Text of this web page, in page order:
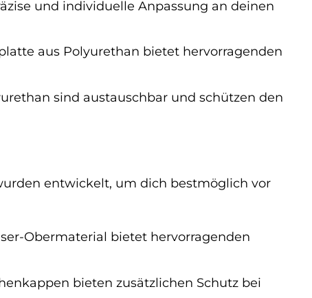
und individuelle Anpassung an deinen
aus Polyurethan bietet hervorragenden
sind austauschbar und schützen den
entwickelt, um dich bestmöglich vor
Obermaterial bietet hervorragenden
bieten zusätzlichen Schutz bei